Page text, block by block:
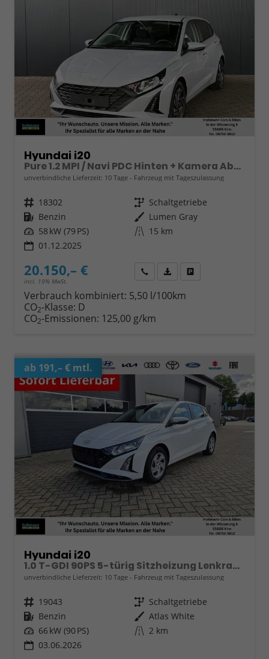
Hyundai i20
Pure 1.2 MPI / Navi PDC Hinten + Kamera Abgedunkelte Scheiben Tempomat Alu 16"
unverbindliche Lieferzeit: 10 Tage Fahrzeug mit Tageszulassung
Fahrzeugnr. 18302 Getriebe Schaltgetriebe
Kraftstoff Benzin Außenfarbe Lumen Gray
Leistung 58 kW (79 PS) Kilometerstand 15 km
01.12.2025
20.150,– €
incl. 19% MwSt.
Wir rufen Sie anFahrzeugexposé (PDF)
Verbrauch kombiniert: 5,50 l/100km
CO2-Klasse: D
CO2-Emissionen: 125,00 g/km
ab 191,– € mtl.
Hyundai i20
1.0 T-GDI 90PS 5-türig Sitzheizung Lenkradheizung Rückf.Kamera PDC Klima Apple CarPlay Android Auto Tempomat Touchscreen
unverbindliche Lieferzeit: 10 Tage Fahrzeug mit Tageszulassung
Fahrzeugnr. 19043 Getriebe Schaltgetriebe
Kraftstoff Benzin Außenfarbe Atlas White
Leistung 66 kW (90 PS) Kilometerstand 2 km
03.06.2026